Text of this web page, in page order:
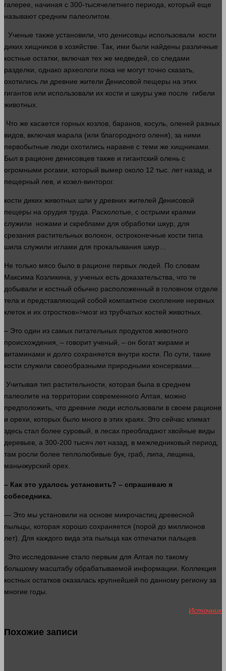
галерее, начиная с 300-тысячелетнего периода, который еще
называют средним палеолитом.
Ученые также установили, что денисовцы использовали кости
диких хищников в хозяйстве. Так, ими были найдены различные
костные остатки, включая тех же медведей, со следами
разделки, однако археологи пока не могут точно сказать
охотились ли древние жители Денисовой пещеры на этих
гигантов или использовали их кости и шкуры уже после гибели
животных.
Что же касается горных козлов, баранов, косуль, оленей разных
видов, включая марала (или благородного оленя), за ними
первобытные люди охотились наравне с теми же хищниками.
Был в рационе денисовцев также и гигантский олень с
огромными рогами, который вымер около 12 тыс. лет назад, и
пещерный лев, и козел-винторог.
кости диких животных шли у древних жителей Денисовой
пещеры на орудия труда. Расколотые, с острыми краями
служили ножами и скреблами для обработки шкур, для
срезания растительных волокон, остроконечные кости типа
шила служили иглами для прокалывания шкур…
Не только мясо было в рационе первых людей . По словам
Максима Козликина, у ученых есть доказательства, что те
добывали и костный обычно расположенный в головном отделе
тела и представляющий собой компактное скопление нервных
клеток и их отростков»>мозг из трубчатых костей животных.
– Это один из самых питательных продуктов животного
происхождения, – говорит ученый, – он богат жирами и
витаминами и долго сохраняется внутри кости . По сути, такие
кости служили своеобразными природными консервами….
Учитывая тип растительности, которая была в среднем
палеолите на территории современного Алтая, можно
предположить, что древние люди использовали в своем рационе
и орехи, которых было много в этих краях. Это сейчас климат
здесь стал более суровый, в лесах преобладают хвойные виды
деревьев, а 300-200 тысяч лет назад, в межледниковый период,
там росли более теплолюбивые бук, граб, липа, лещина,
маньчжурский орех.
– Как это удалось установить? – спрашиваю я
собеседника.
— Это мы установили на основе микрочастиц древесной
пыльцы, которая хорошо сохраняется (порой до миллионов
лет). Для каждого вида эта пыльца как отпечатки пальцев.
Это исследование стало первым для Алтая по такому
большому масштабу обрабатываемой информации . Коллекция
костных остатков оказалась крупнейшей по данному региону за
многие годы.
Источник
Похожие записи